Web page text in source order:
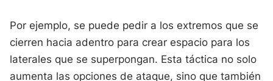
Por ejemplo, se puede pedir a los extremos que se
cierren hacia adentro para crear espacio para los
laterales que se superpongan. Esta táctica no solo
aumenta las opciones de ataque, sino que también